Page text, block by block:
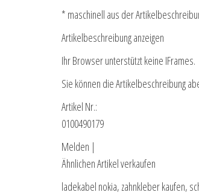
* maschinell aus der
Artikelbeschreibung anzeigen
Ihr Browser unterstützt keine IFrames.
Sie können die Artikelbeschreibung
Artikel Nr.:
0100490179
Melden |
Ähnlichen Artikel verkaufen
ladekabel nokia, zahnkleber kaufen,